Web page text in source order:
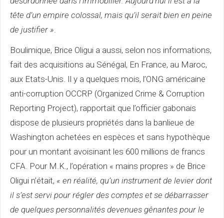
tête d’un empire colossal, mais qu’il serait bien en peine
de justifier ».
Boulimique, Brice Oligui a aussi, selon nos informations,
fait des acquisitions au Sénégal, En France, au Maroc,
aux Etats-Unis. Il y a quelques mois, l’ONG américaine
anti-corruption OCCRP (Organized Crime & Corruption
Reporting Project), rapportait que l’officier gabonais
dispose de plusieurs propriétés dans la banlieue de
Washington achetées en espèces et sans hypothèque
pour un montant avoisinant les 600 millions de francs
CFA. Pour M.K., l’opération « mains propres » de Brice
Oligui n’était, « en réalité, qu’un instrument de levier dont
il s’est servi pour régler des comptes et se débarrasser
de quelques personnalités devenues gênantes pour le